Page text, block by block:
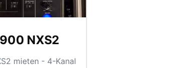
NXS2
mieten - 4-Kanal